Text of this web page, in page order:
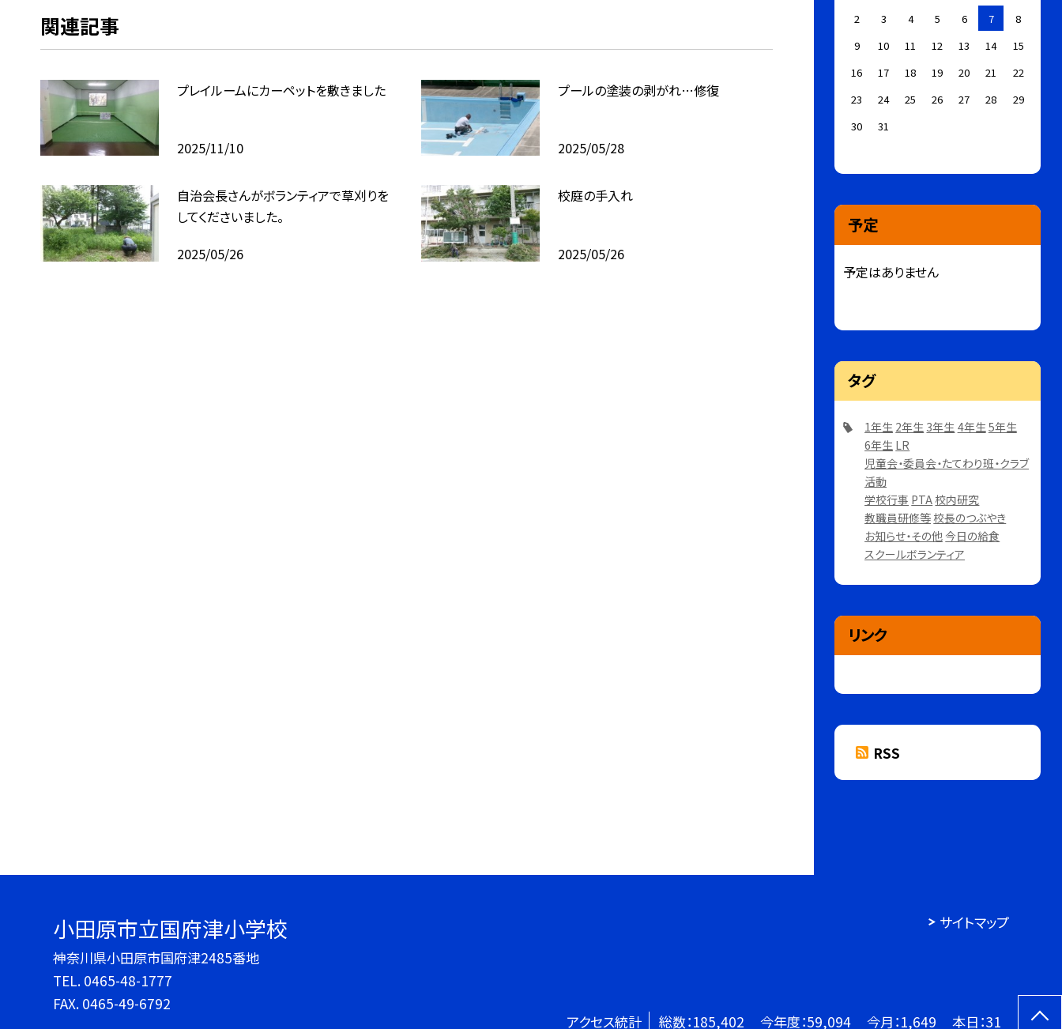
関連記事
プレイルームにカーペットを敷きました
2025/11/10
プールの塗装の剥がれ…修復
2025/05/28
自治会長さんがボランティアで草刈りを
してくださいました。
2025/05/26
校庭の手入れ
2025/05/26
2
3 4 5 6 7
8
9
10 11 12 13 14
15
16
17 18 19 20 21
22
23
24 25 26 27 28
29
30
31
予定
予定はありません
タグ
1年生 2年生 3年生 4年生 5年生
6年生 LR
児童会・委員会・たてわり班・クラブ
活動
学校行事 PTA 校内研究
教職員研修等 校長のつぶやき
お知らせ・その他 今日の給食
スクールボランティア
リンク
RSS
小田原市立国府津小学校
神奈川県小田原市国府津2485番地
TEL. 0465-48-1777
FAX. 0465-49-6792
サイトマップ
アクセス統計 総数：185,402 今年度：59,094 今月：1,649 本日：31